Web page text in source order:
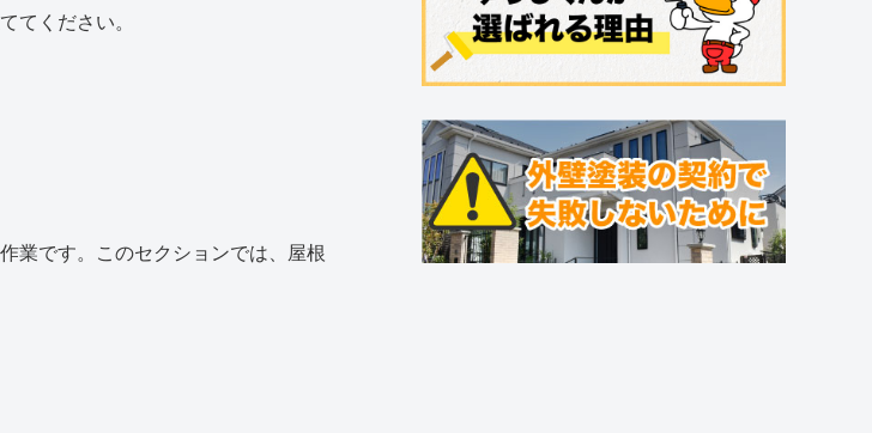
てください。
業です。このセクションでは、屋根